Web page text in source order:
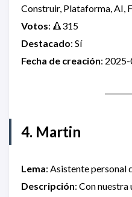
Construir, Plataforma, AI,
Votos: 🔺315
Destacado: Sí
Fecha de creación:
4. Martin
Lema: Asistente personal
Descripción: Con